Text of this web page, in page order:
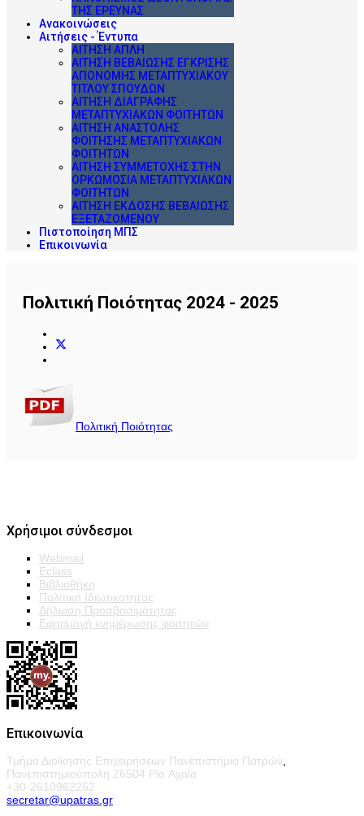
ΤΗΣ ΈΡΕΥΝΑΣ
Ανακοινώσεις
Αιτήσεις - Έντυπα
ΑΊΤΗΣΗ ΑΠΛΉ
ΑΊΤΗΣΗ ΒΕΒΑΊΩΣΗΣ ΈΓΚΡΙΣΗΣ
ΑΠΟΝΟΜΉΣ ΜΕΤΑΠΤΥΧΙΑΚΟΎ
ΤΊΤΛΟΥ ΣΠΟΥΔΏΝ
ΑΊΤΗΣΗ ΔΙΑΓΡΑΦΉΣ
ΜΕΤΑΠΤΥΧΙΑΚΏΝ ΦΟΙΤΗΤΏΝ
ΑΊΤΗΣΗ ΑΝΑΣΤΟΛΉΣ
ΦΟΊΤΗΣΗΣ ΜΕΤΑΠΤΥΧΙΑΚΏΝ
ΦΟΙΤΗΤΏΝ
ΑΊΤΗΣΗ ΣΥΜΜΕΤΟΧΉΣ ΣΤΗΝ
ΟΡΚΩΜΟΣΊΑ ΜΕΤΑΠΤΥΧΙΑΚΏΝ
ΦΟΙΤΗΤΏΝ
ΑΊΤΗΣΗ ΈΚΔΟΣΗΣ ΒΕΒΑΊΩΣΗΣ
ΕΞΕΤΑΖΌΜΕΝΟΥ
Πιστοποίηση ΜΠΣ
Επικοινωνία
Πολιτική Ποιότητας 2024 - 2025
Πολιτική Ποιότητας
Χρήσιμοι σύνδεσμοι
Webmail
Eclass
Βιβλιοθήκη
Πολιτική Ιδιωτικοτητας
Δήλωση Προσβασιμότητας
Εφαρμογή ενημέρωσης φοιτητών
Επικοινωνία
Τμήμα Διοίκησης Επιχειρήσεων Πανεπιστήμιο Πατρών
Πανεπιστημιούπολη 26504 Ρίο Αχαΐα
+30-2610962252
secretar@upatras.gr